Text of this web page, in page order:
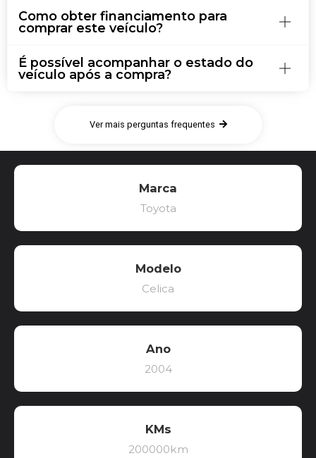
Como obter financiamento para
comprar este veículo?
É possível acompanhar o estado do
veículo após a compra?
Ver mais perguntas frequentes
Marca
Toyota
Modelo
Celica
Ano
2004
KMs
200000km